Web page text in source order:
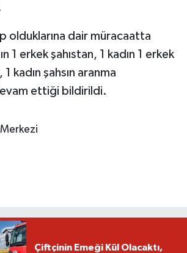
olduklarına dair müracaatta
1 erkek şahıstan, 1 kadın 1 erkek
kadın şahsın aranma
ettiği bildirildi.
Çiftçinin Emeği Kül Olacaktı,